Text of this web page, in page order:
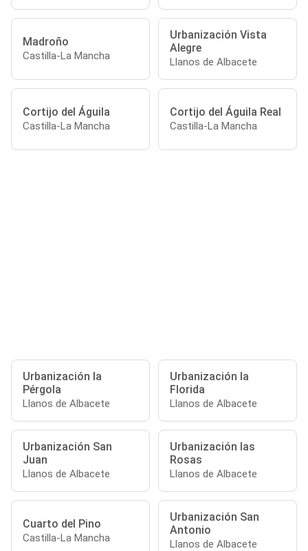
Madroño
Castilla-La Mancha
Urbanización Vista
Alegre
Llanos de Albacete
Cortijo del Águila
Castilla-La Mancha
Cortijo del Águila Real
Castilla-La Mancha
Urbanización la
Pérgola
Llanos de Albacete
Urbanización la
Florida
Llanos de Albacete
Urbanización San
Juan
Llanos de Albacete
Urbanización las
Rosas
Llanos de Albacete
Cuarto del Pino
Castilla-La Mancha
Urbanización San
Antonio
Llanos de Albacete